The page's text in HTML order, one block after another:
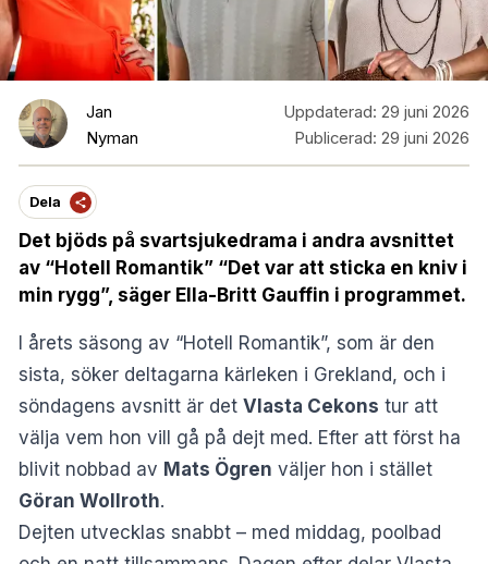
Jan
Nyman
Uppdaterad: 29 juni 2026
Publicerad: 29 juni 2026
Dela
Det bjöds på svartsjukedrama i andra avsnittet
av “Hotell Romantik” “Det var att sticka en kniv i
min rygg”, säger Ella-Britt Gauffin i programmet.
I årets säsong av “Hotell Romantik”, som är den
sista, söker deltagarna kärleken i Grekland, och i
söndagens avsnitt är det Vlasta Cekons tur att
välja vem hon vill gå på dejt med. Efter att först ha
blivit nobbad av Mats Ögren väljer hon i stället
Göran Wollroth.
Dejten utvecklas snabbt – med middag, poolbad